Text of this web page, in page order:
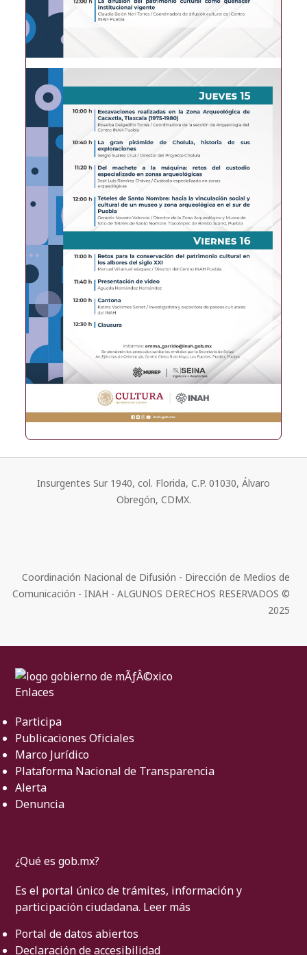
Insurgentes Sur 1940, col. Florida, C.P. 01030, Álvaro
Obregón, CDMX.
Coordinación Nacional de Difusión - Dirección de Medios de
Comunicación - INAH - ALGUNOS DERECHOS RESERVADOS ©
2025
Enlaces
Participa
Publicaciones Oficiales
Marco Jurídico
Plataforma Nacional de Transparencia
Alerta
Denuncia
¿Qué es gob.mx?
Es el portal único de trámites, información y
participación ciudadana. Leer más
Portal de datos abiertos
Declaración de accesibilidad